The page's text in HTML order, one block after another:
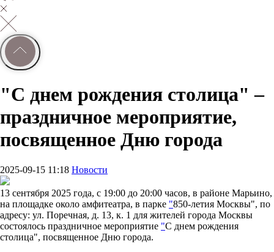
"С днем рождения столица" –
праздничное мероприятие,
посвященное Дню города
2025-09-15 11:18 Новости
13 сентября 2025 года, с 19:00 до 20:00 часов, в районе Марьино,
на площадке около амфитеатра, в парке "850-летия Москвы", по
адресу: ул. Поречная, д. 13, к. 1 для жителей города Москвы
состоялось праздничное мероприятие "С днем рождения
столица", посвященное Дню города.